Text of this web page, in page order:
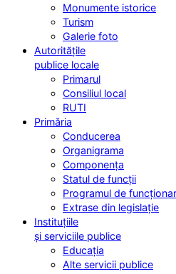
Monumente istorice
Turism
Galerie foto
Autoritățile
publice locale
Primarul
Consiliul local
RUTI
Primăria
Conducerea
Organigrama
Componența
Statul de funcții
Programul de
Extrase din legislație
Instituțiile
și serviciile publice
Educația
Alte servicii publice